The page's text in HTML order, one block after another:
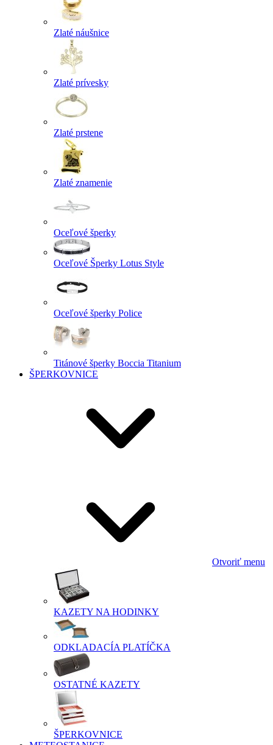
Zlaté náušnice
Zlaté prívesky
Zlaté prstene
Zlaté znamenie
Oceľové šperky
Oceľové Šperky Lotus Style
Oceľové šperky Police
Titánové šperky Boccia Titanium
ŠPERKOVNICE
Otvoriť menu
KAZETY NA HODINKY
ODKLADACÍA PLATÍČKA
OSTATNÉ KAZETY
ŠPERKOVNICE